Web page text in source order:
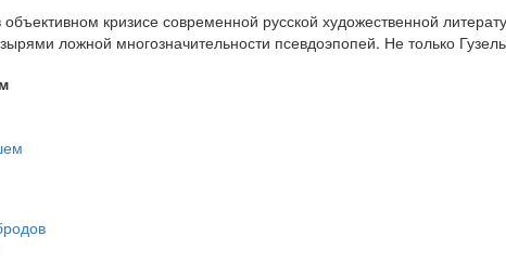
кризисе современной русской художественной
ложной многозначительности псевдоэпопей. Не только